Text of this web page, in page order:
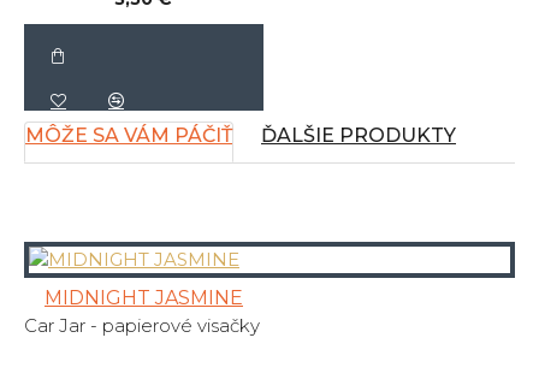
MÔŽE SA VÁM PÁČIŤ ĎALŠIE PRODUKTY
MIDNIGHT JASMINE
Car Jar - papierové visačky